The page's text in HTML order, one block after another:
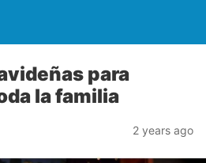
para
la familia
2 years ago